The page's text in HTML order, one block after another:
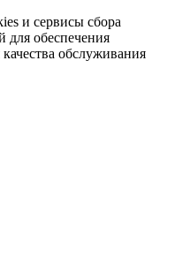
и сервисы сбора
для обеспечения
обслуживания